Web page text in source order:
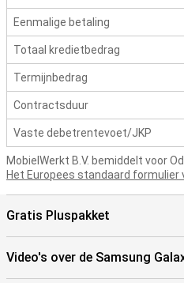
Benieuwd naar de andere
serie? Bekijk ook deSamsung
Eenmalige betaling
Totaal kredietbedrag
Termijnbedrag
Contractsduur
Vaste debetrentevoet/JKP
MobielWerkt B.V. bemiddelt voor
Het Europees standaard formulier
Gratis Pluspakket
Video's over de Samsung